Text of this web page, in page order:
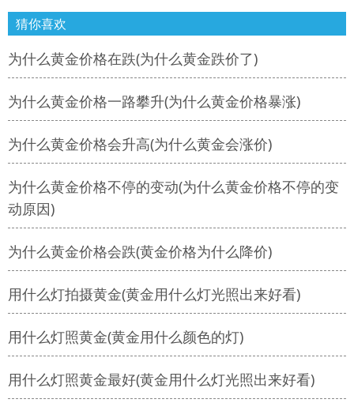
猜你喜欢
为什么黄金价格在跌(为什么黄金跌价了)
为什么黄金价格一路攀升(为什么黄金价格暴涨)
为什么黄金价格会升高(为什么黄金会涨价)
为什么黄金价格不停的变动(为什么黄金价格不停的变
动原因)
为什么黄金价格会跌(黄金价格为什么降价)
用什么灯拍摄黄金(黄金用什么灯光照出来好看)
用什么灯照黄金(黄金用什么颜色的灯)
用什么灯照黄金最好(黄金用什么灯光照出来好看)